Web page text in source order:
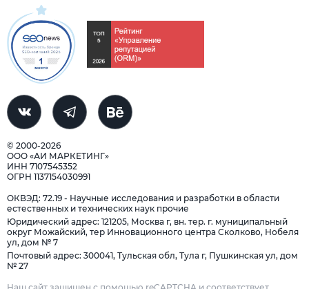
© 2000-2026
ООО «АИ МАРКЕТИНГ»
ИНН 7107545352
ОГРН 1137154030991
ОКВЭД: 72.19 - Научные исследования и разработки в области
естественных и технических наук прочие
Юридический адрес: 121205, Москва г, вн. тер. г. муниципальный
округ Можайский, тер Инновационного центра Сколково, Нобеля
ул, дом № 7
Почтовый адрес: 300041, Тульская обл, Тула г, Пушкинская ул, дом
№ 27